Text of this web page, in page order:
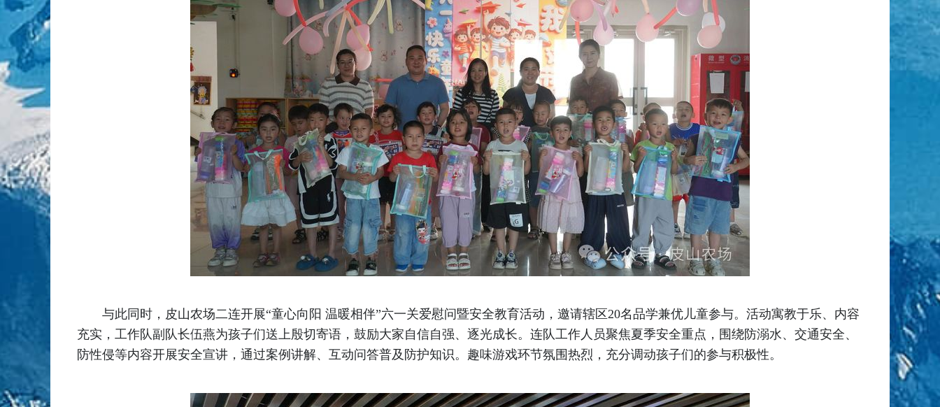
与此同时，皮山农场二连开展“童心向阳 温暖相伴”六一关爱慰问暨安全教育活动，邀请辖区20名品学兼优儿童参与。活动寓教于乐、内容
充实，工作队副队长伍燕为孩子们送上殷切寄语，鼓励大家自信自强、逐光成长。连队工作人员聚焦夏季安全重点，围绕防溺水、交通安全、
防性侵等内容开展安全宣讲，通过案例讲解、互动问答普及防护知识。趣味游戏环节氛围热烈，充分调动孩子们的参与积极性。